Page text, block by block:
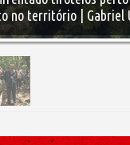
no território | Gabriel